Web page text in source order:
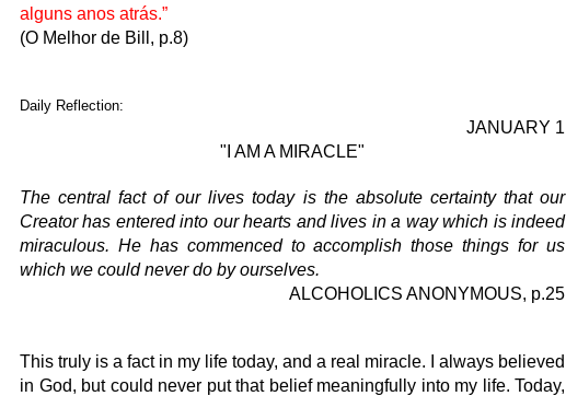
alguns anos atrás.”
(O Melhor de Bill, p.8)
Daily Reflection:
JANUARY 1
"I AM A MIRACLE"
The central fact of our lives today is the absolute certainty that our
Creator has entered into our hearts and lives in a way which is indeed
miraculous. He has commenced to accomplish those things for us
which we could never do by ourselves.
ALCOHOLICS ANONYMOUS, p.25
This truly is a fact in my life today, and a real miracle. I always believed
in God, but could never put that belief meaningfully into my life. Today,